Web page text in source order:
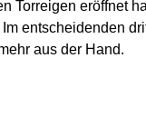
Torreigen eröffnet
entscheidenden
aus der Hand.